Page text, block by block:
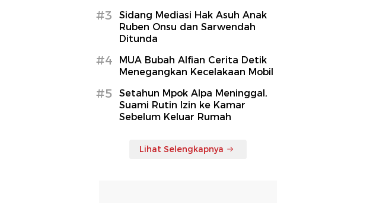
#3
Sidang Mediasi Hak Asuh Anak
Ruben Onsu dan Sarwendah
Ditunda
#4
MUA Bubah Alfian Cerita Detik
Menegangkan Kecelakaan Mobil
#5
Setahun Mpok Alpa Meninggal,
Suami Rutin Izin ke Kamar
Sebelum Keluar Rumah
Lihat Selengkapnya